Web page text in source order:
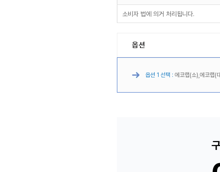
소비자 법에 의거 처리됩니다.
옵션
옵션 1 선택 : 에코랩(소),에코랩(